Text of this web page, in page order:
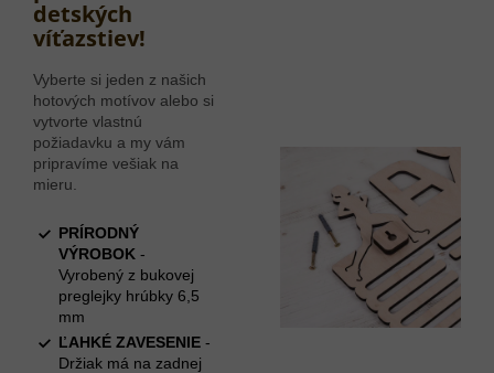
detských
víťazstiev!
Vyberte si jeden z našich
hotových motívov alebo si
vytvorte vlastnú
požiadavku a my vám
pripravíme vešiak na
mieru.
PRÍRODNÝ
VÝROBOK -
Vyrobený z bukovej
preglejky hrúbky 6,5
mm
ĽAHKÉ ZAVESENIE -
Držiak má na zadnej